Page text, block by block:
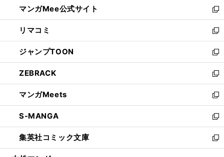
く
ド
ウ
で
開
く
ィ
ン
ド
ウ
で
開
く
い
ウ
ィ
ン
ド
ウ
で
開
く
マンガMee公式サイト
新
し
い
ウ
ィ
ン
ド
ウ
で
開
く
リマコミ
新
し
い
ウ
ィ
ン
ド
ウ
で
開
く
ジャンプTOON
新
し
い
ウ
ィ
ン
ド
ウ
で
開
ZEBRACK
新
し
い
ウ
ィ
ン
ド
ウ
マンガMeets
新
し
い
ウ
ィ
ン
S-MANGA
新
し
い
ウ
集英社コミック文庫
新
し